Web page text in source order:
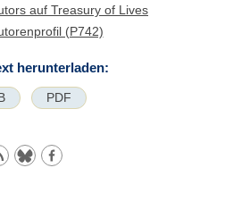
auf Treasury of Lives
(P742)
herunterladen:
PDF